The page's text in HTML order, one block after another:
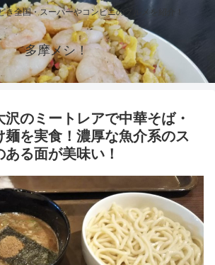
き全国・スーパーやコンビニのグルメを紹介！
多摩メシ！
沢のミートレアで中華そば・
麺を実食！濃厚な魚介系のス
る面が美味い！